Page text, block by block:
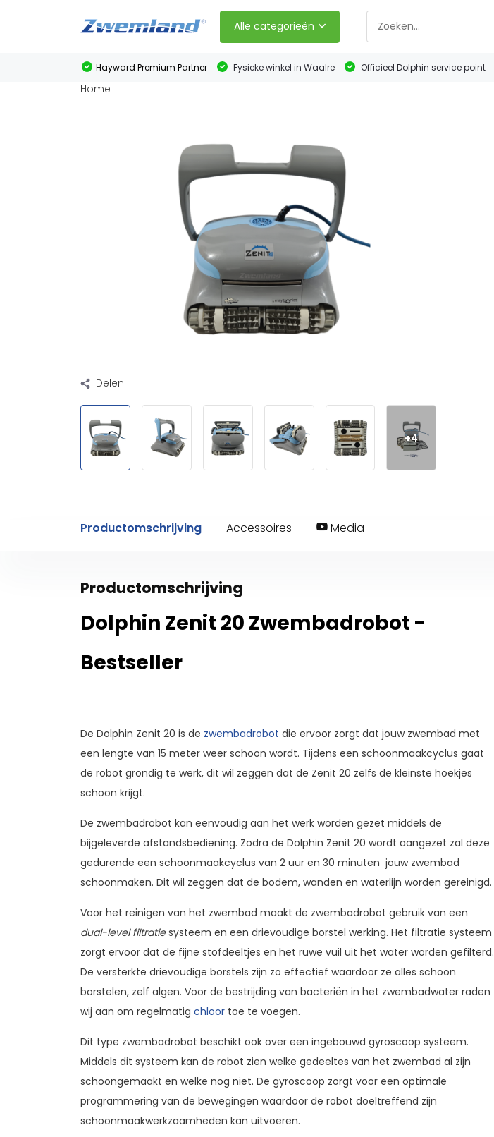
Alle categorieën
Hayward Premium Partner Fysieke winkel in Waalre Officieel Dolphin service point
Home
Delen
+4
Productomschrijving Accessoires Media
Productomschrijving
Dolphin Zenit 20 Zwembadrobot -
Bestseller
De Dolphin Zenit 20 is de zwembadrobot die ervoor zorgt dat jouw zwembad met
een lengte van 15 meter weer schoon wordt. Tijdens een schoonmaakcyclus gaat
de robot grondig te werk, dit wil zeggen dat de Zenit 20 zelfs de kleinste hoekjes
schoon krijgt.
De zwembadrobot kan eenvoudig aan het werk worden gezet middels de
bijgeleverde afstandsbediening. Zodra de Dolphin Zenit 20 wordt aangezet zal deze
gedurende een schoonmaakcyclus van 2 uur en 30 minuten jouw zwembad
schoonmaken. Dit wil zeggen dat de bodem, wanden en waterlijn worden gereinigd.
Voor het reinigen van het zwembad maakt de zwembadrobot gebruik van een
dual-level filtratiesysteem en een drievoudige borstel werking. Het filtratie systeem
zorgt ervoor dat de fijne stofdeeltjes en het ruwe vuil uit het water worden gefilterd.
De versterkte drievoudige borstels zijn zo effectief waardoor ze alles schoon
borstelen, zelf algen. Voor de bestrijding van bacteriën in het zwembadwater raden
wij aan om regelmatig chloor toe te voegen.
Dit type zwembadrobot beschikt ook over een ingebouwd gyroscoop systeem.
Middels dit systeem kan de robot zien welke gedeeltes van het zwembad al zijn
schoongemaakt en welke nog niet. De gyroscoop zorgt voor een optimale
programmering van de bewegingen waardoor de robot doeltreffend zijn
schoonmaakwerkzaamheden kan uitvoeren.